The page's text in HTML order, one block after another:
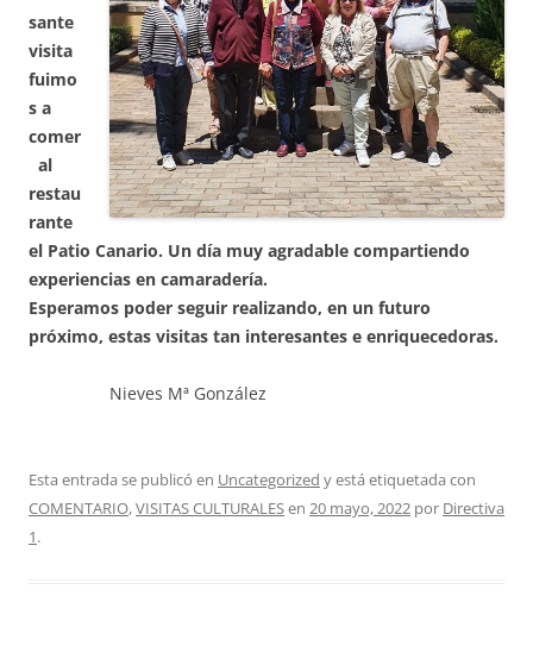
sante
visita
fuimo
s a
comer
al
restau
rante
el Patio Canario. Un día muy agradable compartiendo
experiencias en camaradería.
Esperamos poder seguir realizando, en un futuro
próximo, estas visitas tan interesantes e enriquecedoras.
Nieves Mª González
Esta entrada se publicó en Uncategorized y está etiquetada con
COMENTARIO,VISITAS CULTURALESen 20 mayo, 2022 por Directiva
1.